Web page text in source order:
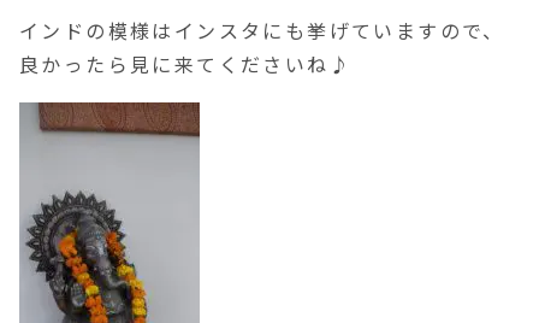
インドの模様はインスタにも挙げていますので、
良かったら見に来てくださいね♪